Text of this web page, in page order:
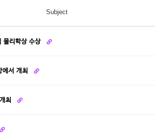
Subject
물리학상 수상
에서 개최
최